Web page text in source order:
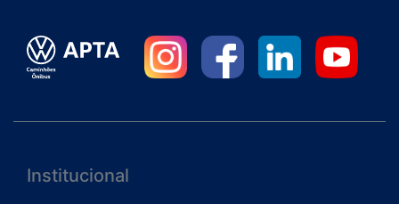
Institucional